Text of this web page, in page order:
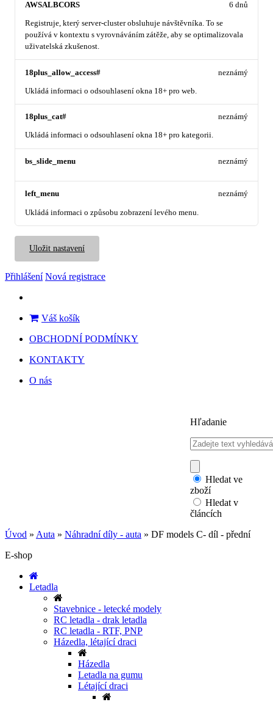
AWSALBCORS
Registruje, který server-cluster obsluhuje návštěvníka. To se
používá v kontextu s vyrovnáváním zátěže, aby se optimalizovala
uživatelská zkušenost.
6 dnů
18plus_allow_access#
Ukládá informaci o odsouhlasení okna 18+ pro web.
neznámý
18plus_cat#
Ukládá informaci o odsouhlasení okna 18+ pro kategorii.
neznámý
bs_slide_menu neznámý
left_menu
Ukládá informaci o způsobu zobrazení levého menu.
neznámý
Uložit nastavení
Přihlášení Nová registrace
Váš košík
OBCHODNÍ PODMÍNKY
KONTAKTY
O nás
Hľadanie
Hledat ve
zboží
Hledat v
článcích
Úvod » Auta » Náhradní díly - auta » DF models C- díl - přední
E-shop
Letadla
Stavebnice - letecké modely
RC letadla - drak letadla
RC letadla - RTF, PNP
Házedla, létající draci
Házedla
Letadla na gumu
Létající draci